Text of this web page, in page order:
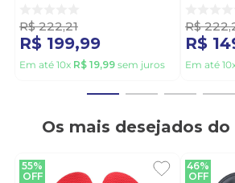
R$ 222,21
R$ 199,99
Em até 10x R$ 19,99 sem juros
R$ 222,
R$
Em até 10
Os mais desejados
55%
OFF
46%
OFF